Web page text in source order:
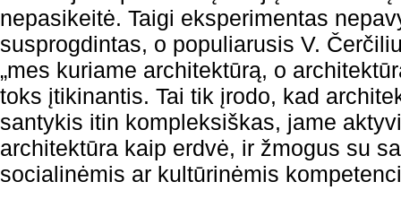
nepasikeitė. Taigi eksperimentas
susprogdintas, o populiarusis V.
„mes kuriame architektūrą, o
toks įtikinantis. Tai tik įrodo, kad
santykis itin kompleksiškas, jame
architektūra kaip erdvė, ir žmogus su
socialinėmis ar kultūrinėmis